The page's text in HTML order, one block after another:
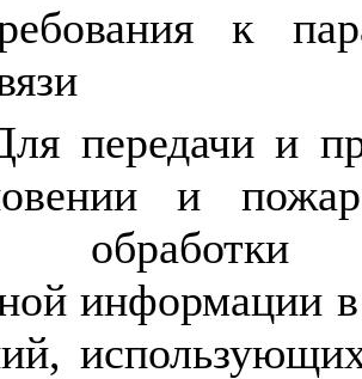
к
передачи и
и
информации